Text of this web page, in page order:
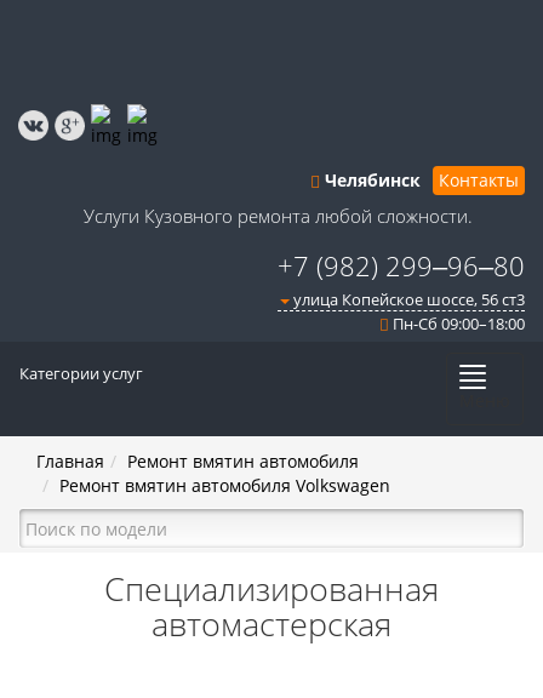
Челябинск Контакты
Услуги Кузовного ремонта любой сложности.
+7 (982) 299‒96‒80
улица Копейское шоссе, 56 ст3​
Пн-Сб 09:00–18:00
Категории услуг
Главная
Ремонт вмятин автомобиля
Ремонт вмятин автомобиля Volkswagen
Специализированная
автомастерская